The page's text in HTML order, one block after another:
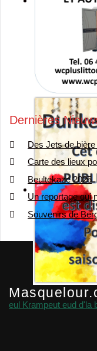
Dernières
Des Jets de bière
Carte des lieux
Beultekaze 2025
Un reportage qui
Souvenirs de
eul Krampeut eud d'la